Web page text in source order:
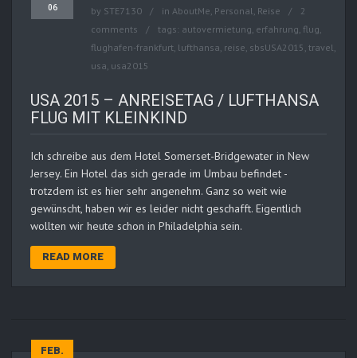
06 by STE7130 in AboutMe, Personal, Reise
2
comments
tags: autovermietung, erfahrung, flug,
flughafen-frankfurt, lufthansa, reise, sbsUSA2015 , travel,
usa, usa2015
USA 2015 – ANREISETAG / LUFTHANSA
FLUG MIT KLEINKIND
Ich schreibe aus dem Hotel Somerset-Bridgewater in New
Jersey. Ein Hotel das sich gerade im Umbau befindet -
trotzdem ist es hier sehr angenehm. Ganz so weit wie
gewünscht, haben wir es leider nicht geschafft. Eigentlich
wollten wir heute schon in Philadelphia sein.
READ MORE
FEB.